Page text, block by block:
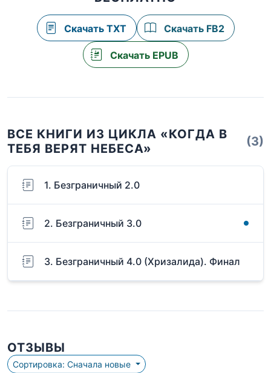
Скачать TXT Скачать FB2
Скачать EPUB
ВСЕ КНИГИ ИЗ ЦИКЛА «КОГДА В
ТЕБЯ ВЕРЯТ НЕБЕСА»
(3)
1. Безграничный 2.0
2. Безграничный 3.0
3. Безграничный 4.0 (Хризалида). Финал
ОТЗЫВЫ
Сортировка: Сначала новые